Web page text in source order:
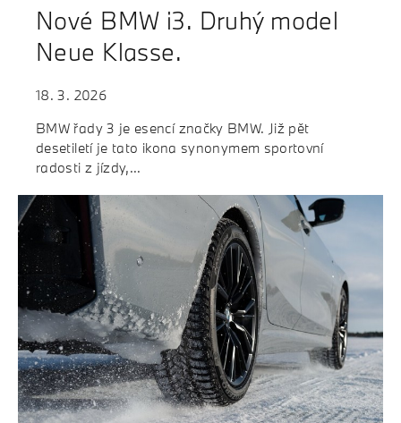
Nové BMW i3. Druhý model
Neue Klasse.
18. 3. 2026
BMW řady 3 je esencí značky BMW. Již pět
desetiletí je tato ikona synonymem sportovní
radosti z jízdy,...